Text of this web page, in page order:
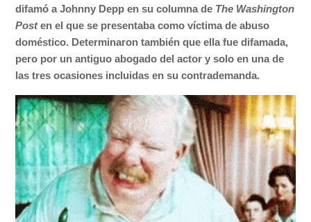
difamó a Johnny Depp en su columna de The Washington
Posten el que se presentaba como víctima de abuso
doméstico. Determinaron también que ella fue difamada,
pero por un antiguo abogado del actor y solo en una de
las tres ocasiones incluidas en su contrademanda.